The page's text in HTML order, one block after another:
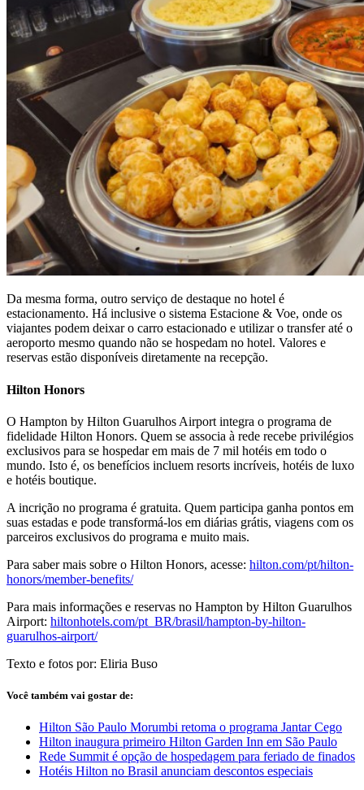
Da mesma forma, outro serviço de destaque no hotel é
estacionamento. Há inclusive o sistema Estacione & Voe, onde os
viajantes podem deixar o carro estacionado e utilizar o transfer até o
aeroporto mesmo quando não se hospedam no hotel. Valores e
reservas estão disponíveis diretamente na recepção.
Hilton Honors
O Hampton by Hilton Guarulhos Airport integra o programa de
fidelidade Hilton Honors. Quem se associa à rede recebe privilégios
exclusivos para se hospedar em mais de 7 mil hotéis em todo o
mundo. Isto é, os benefícios incluem resorts incríveis, hotéis de luxo
e hotéis boutique.
A incrição no programa é gratuita. Quem participa ganha pontos em
suas estadas e pode transformá-los em diárias grátis, viagens com os
parceiros exclusivos do programa e muito mais.
Para saber mais sobre o Hilton Honors, acesse: hilton.com/pt/hilton-
honors/member-benefits/
Para mais informações e reservas no Hampton by Hilton Guarulhos
Airport: hiltonhotels.com/pt_BR/brasil/hampton-by-hilton-
guarulhos-airport/
Texto e fotos por: Eliria Buso
Você também vai gostar de:
Hilton São Paulo Morumbi retoma o programa Jantar Cego
Hilton inaugura primeiro Hilton Garden Inn em São Paulo
Rede Summit é opção de hospedagem para feriado de finados
Hotéis Hilton no Brasil anunciam descontos especiais